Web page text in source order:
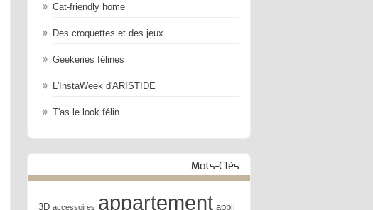
Cat-friendly home
Des croquettes et des jeux
Geekeries félines
L'InstaWeek d'ARISTIDE
T'as le look félin
Mots-Clés
3D accessoires appartement appli